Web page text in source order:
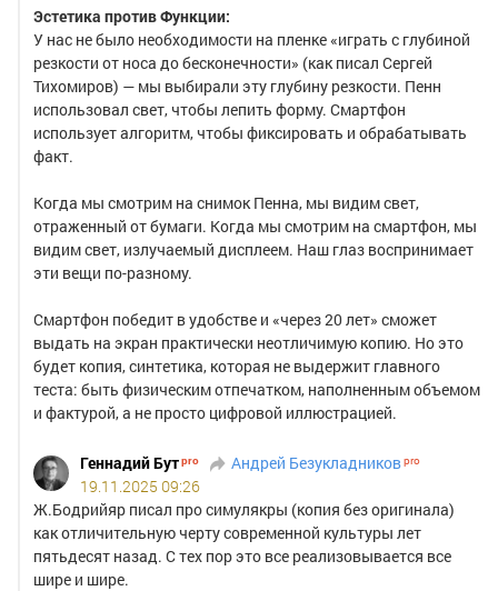
Эстетика против Функции:
У нас не было необходимости на пленке «играть с глубиной
резкости от носа до бесконечности» (как писал Сергей
Тихомиров) — мы выбирали эту глубину резкости. Пенн
использовал свет, чтобы лепить форму. Смартфон
использует алгоритм, чтобы фиксировать и обрабатывать
факт.
Когда мы смотрим на снимок Пенна, мы видим свет,
отраженный от бумаги. Когда мы смотрим на смартфон, мы
видим свет, излучаемый дисплеем. Наш глаз воспринимает
эти вещи по-разному.
Смартфон победит в удобстве и «через 20 лет» сможет
выдать на экран практически неотличимую копию. Но это
будет копия, синтетика, которая не выдержит главного
теста: быть физическим отпечатком, наполненным объемом
и фактурой, а не просто цифровой иллюстрацией.
Геннадий Бут
Андрей Безукладников
19.11.2025 09:26
Ж.Бодрийяр писал про симулякры (копия без оригинала)
как отличительную черту современной культуры лет
пятьдесят назад. С тех пор это все реализовывается все
шире и шире.